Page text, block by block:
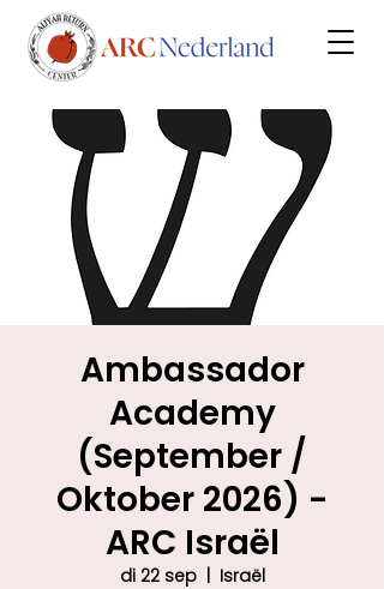
Ambassador
Academy
(September /
Oktober 2026) -
ARC Israël
di 22 sep
  |
Israël